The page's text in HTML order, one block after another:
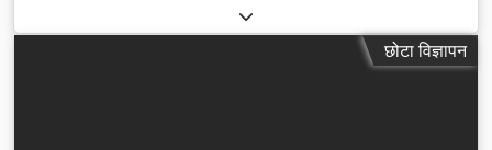
छोटा विज्ञापन